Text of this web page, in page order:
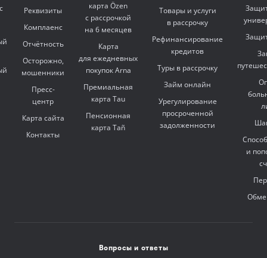
Реквизиты
Комплаенс
Отчётность
Осторожно,
мошенники
Пресс-
центр
Карта сайта
Контакты
карта Özen
с рассрочкой
на 6 месяцев
Карта
для ежедневных
покупок Arna
Премиальная
карта Tau
Пенсионная
карта Tañ
Товары и услуги
в рассрочку
Рефинансирование
кредитов
Туры в рассрочку
Займ онлайн
Урегулирование
просроченной
задолженности
и
Вопросы и ответы